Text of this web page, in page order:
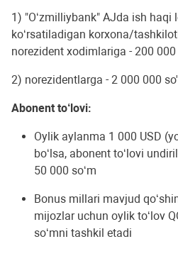
1) "O‘zmilliybank" AJda ish
ko‘rsatiladigan korxona/
norezident xodimlariga - 200 000
2) norezidentlarga - 2 000 000
Abonent to‘lovi:
Oylik aylanma 1 000 USD
bo‘lsa, abonent to‘lovi
50 000 so‘m
Bonus millari mavjud
mijozlar uchun oylik to‘lov
so‘mni tashkil etadi